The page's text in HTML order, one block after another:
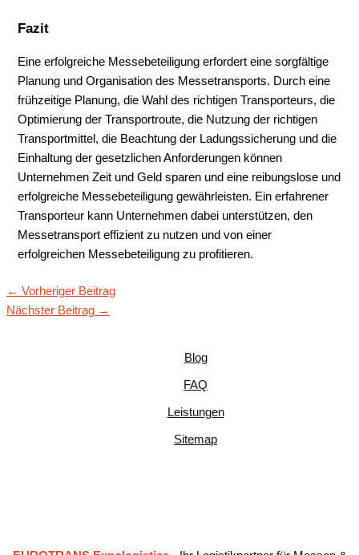
Fazit
Eine erfolgreiche Messebeteiligung erfordert eine sorgfältige
Planung und Organisation des Messetransports. Durch eine
frühzeitige Planung, die Wahl des richtigen Transporteurs, die
Optimierung der Transportroute, die Nutzung der richtigen
Transportmittel, die Beachtung der Ladungssicherung und die
Einhaltung der gesetzlichen Anforderungen können
Unternehmen Zeit und Geld sparen und eine reibungslose und
erfolgreiche Messebeteiligung gewährleisten. Ein erfahrener
Transporteur kann Unternehmen dabei unterstützen, den
Messetransport effizient zu nutzen und von einer
erfolgreichen Messebeteiligung zu profitieren.
← Vorheriger Beitrag
Nächster Beitrag →
Blog
FAQ
Leistungen
Sitemap